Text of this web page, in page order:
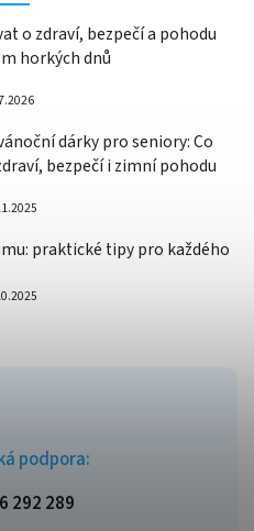
podpora:
292 289
o zdraví, bezpečí a pohodu
horkých dnů
dárky pro seniory: Co
bezpečí i zimní pohodu
praktické tipy pro každého